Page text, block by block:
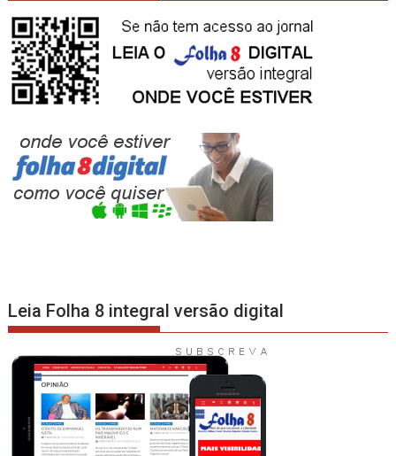
Leia Folha 8 integral versão digital